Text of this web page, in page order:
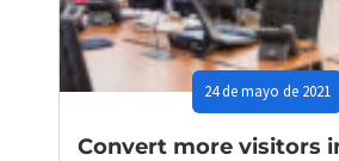
24 de mayo de 2021